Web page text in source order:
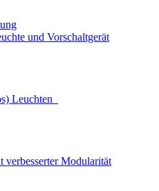
und Vorschaltgerät
Leuchten
Modularität